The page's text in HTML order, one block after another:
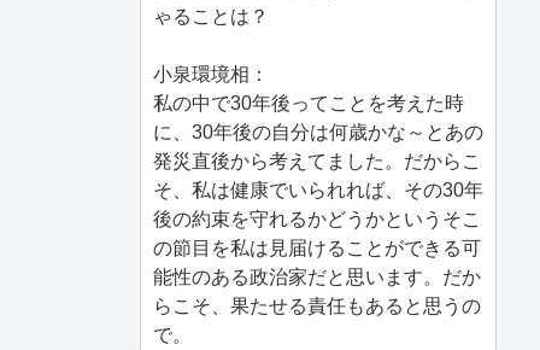
ゃることは？
小泉環境相：
私の中で30年後ってことを考えた時
に、30年後の自分は何歳かな～とあの
発災直後から考えてました。だからこ
そ、私は健康でいられれば、その30年
後の約束を守れるかどうかというそこ
の節目を私は見届けることができる可
能性のある政治家だと思います。だか
らこそ、果たせる責任もあると思うの
で。